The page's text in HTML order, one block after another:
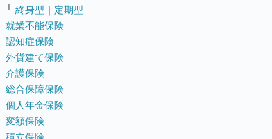
└ 終身型 ｜ 定期型
就業不能保険
認知症保険
外貨建て保険
介護保険
総合保障保険
個人年金保険
変額保険